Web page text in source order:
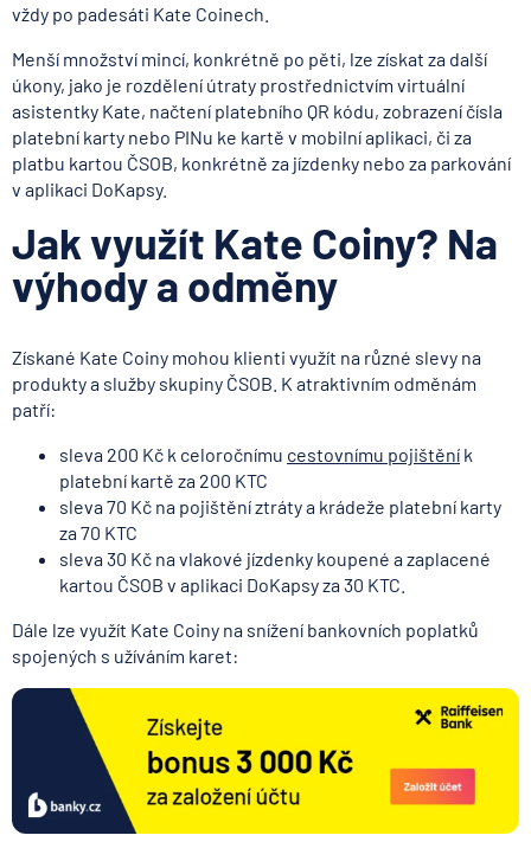
vždy po padesáti Kate Coinech.
Menší množství mincí, konkrétně po pěti, lze získat za další
úkony, jako je rozdělení útraty prostřednictvím virtuální
asistentky Kate, načtení platebního QR kódu, zobrazení čísla
platební karty nebo PINu ke kartě v mobilní aplikaci, či za
platbu kartou ČSOB, konkrétně za jízdenky nebo za parkování
v aplikaci DoKapsy.
Jak využít Kate Coiny? Na
výhody a odměny
Získané Kate Coiny mohou klienti využít na různé slevy na
produkty a služby skupiny ČSOB. K atraktivním odměnám
patří:
sleva 200 Kč k celoročnímu cestovnímu pojištění k
platební kartě za 200 KTC
sleva 70 Kč na pojištění ztráty a krádeže platební karty
za 70 KTC
sleva 30 Kč na vlakové jízdenky koupené a zaplacené
kartou ČSOB v aplikaci DoKapsy za 30 KTC.
Dále lze využít Kate Coiny na snížení bankovních poplatků
spojených s užíváním karet: